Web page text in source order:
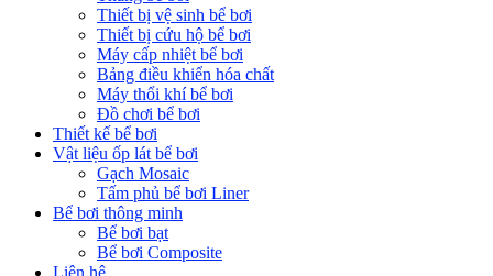
Thiết bị vệ sinh bể bơi
Thiết bị cứu hộ bể bơi
Máy cấp nhiệt bể bơi
Bảng điều khiển hóa chất
Máy thổi khí bể bơi
Đồ chơi bể bơi
Thiết kế bể bơi
Vật liệu ốp lát bể bơi
Gạch Mosaic
Tấm phủ bể bơi Liner
Bể bơi thông minh
Bể bơi bạt
Bể bơi Composite
Liên hệ